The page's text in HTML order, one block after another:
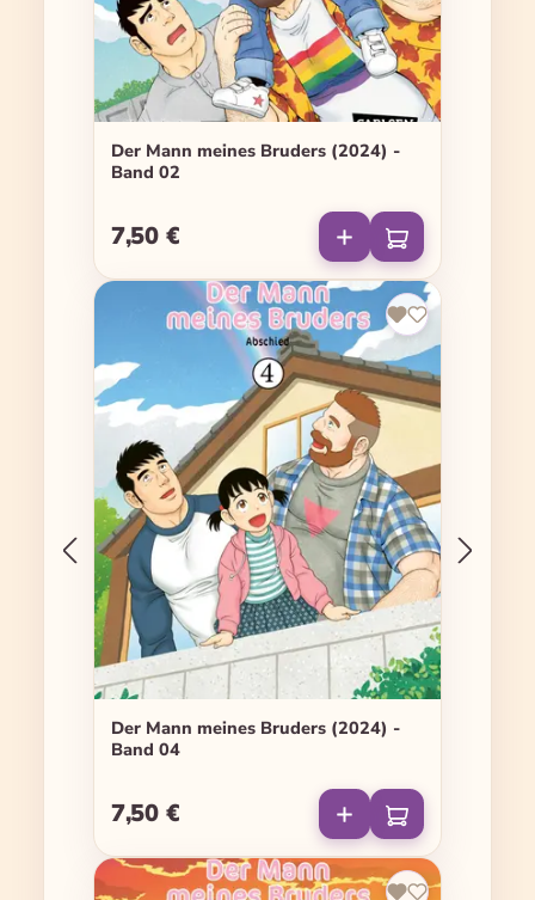
Der Mann meines Bruders (2024) -
Band 02
Regulärer Preis:
7,50 €
Der Mann meines Bruders (2024) -
Band 04
Regulärer Preis:
7,50 €